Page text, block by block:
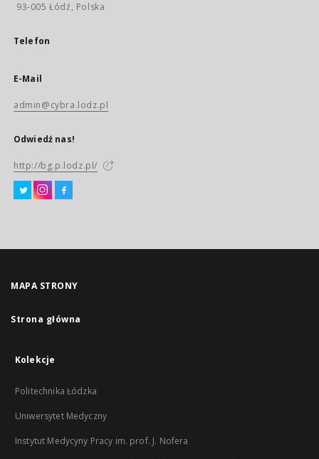
93-005 Łódź, Polska
Telefon
E-Mail
admin@cybra.lodz.pl
Odwiedź nas!
http://bg.p.lodz.pl/
MAPA STRONY
Strona główna
Kolekcje
Politechnika Łódzka
Uniwersytet Medyczny
Instytut Medycyny Pracy im. prof. J. Nofera